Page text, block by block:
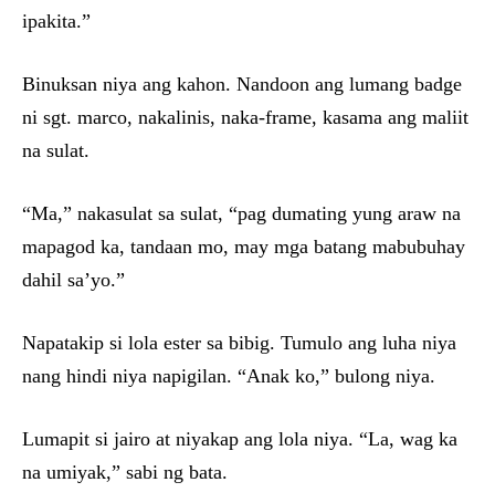
ipakita.”
Binuksan niya ang kahon. Nandoon ang lumang badge
ni sgt. marco, nakalinis, naka-frame, kasama ang maliit
na sulat.
“Ma,” nakasulat sa sulat, “pag dumating yung araw na
mapagod ka, tandaan mo, may mga batang mabubuhay
dahil sa’yo.”
Napatakip si lola ester sa bibig. Tumulo ang luha niya
nang hindi niya napigilan. “Anak ko,” bulong niya.
Lumapit si jairo at niyakap ang lola niya. “La, wag ka
na umiyak,” sabi ng bata.